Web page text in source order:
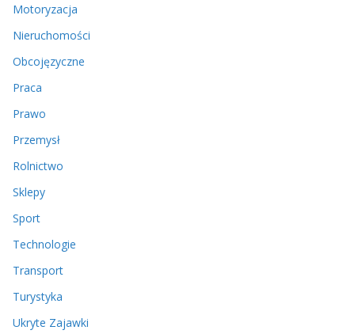
Motoryzacja
Nieruchomości
Obcojęzyczne
Praca
Prawo
Przemysł
Rolnictwo
Sklepy
Sport
Technologie
Transport
Turystyka
Ukryte Zajawki